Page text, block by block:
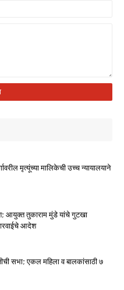
मृत्यूंच्या मालिकेची उच्च न्यायालयाने
यश; आयुक्त तुकाराम मुंडे यांचे गुटखा
आदेश
सभा; एकल महिला व बालकांसाठी ७